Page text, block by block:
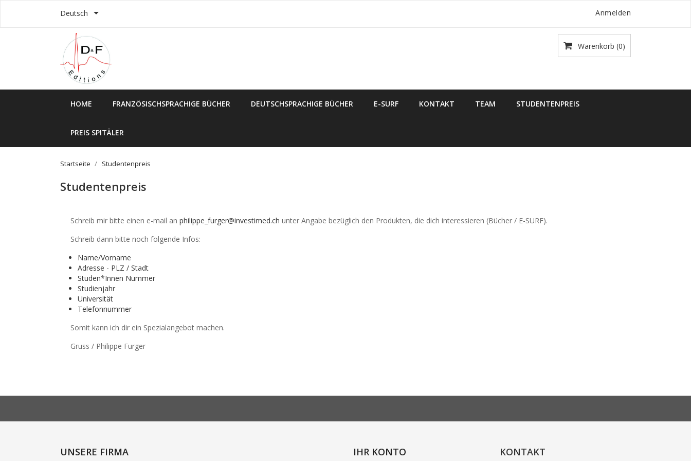
Deutsch  Anmelden
Warenkorb (0)
HOME FRANZÖSISCHSPRACHIGE BÜCHER DEUTSCHSPRACHIGE BÜCHER E-SURF KONTAKT TEAM STUDENTENPREIS
PREIS SPITÄLER
Startseite Studentenpreis
Studentenpreis
Schreib mir bitte einen e-mail an philippe_furger@investimed.ch unter Angabe bezüglich den Produkten, die dich interessieren (Bücher / E-SURF).
Schreib dann bitte noch folgende Infos:
Name/Vorname
Adresse - PLZ / Stadt
Studen*Innen Nummer
Studienjahr
Universität
Telefonnummer
Somit kann ich dir ein Spezialangebot machen.
Gruss / Philippe Furger
UNSERE FIRMA IHR KONTO KONTAKT